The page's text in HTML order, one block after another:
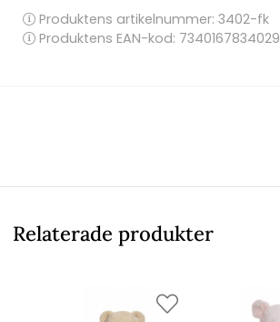
Produktens artikelnummer: 3402-fk
Produktens EAN-kod: 7340167834029
Relaterade produkter